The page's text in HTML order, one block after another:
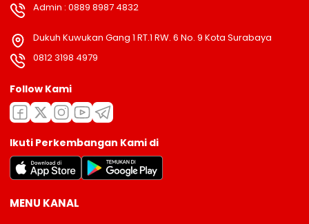
Admin : 0889 8987 4832
Dukuh Kuwukan Gang 1 RT.1 RW. 6 No. 9 Kota Surabaya
0812 3198 4979
Follow Kami
Ikuti Perkembangan Kami di
MENU KANAL